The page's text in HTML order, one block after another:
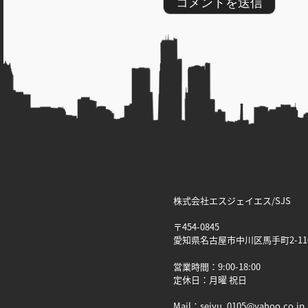
株式会社エスジェイエス/SJS
〒454-0845
愛知県名古屋市中川区馬手町2-
営業時間：9:00-18:00
定休日：月曜 祝日